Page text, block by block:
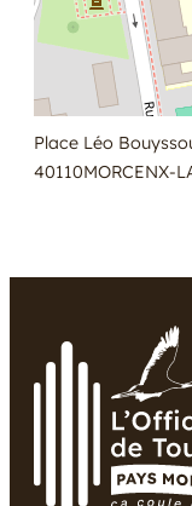
Place Léo
40110MORCENX-